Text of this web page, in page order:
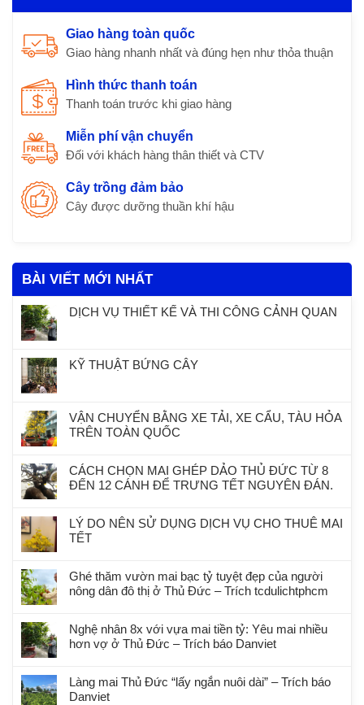
Giao hàng toàn quốc
Giao hàng nhanh nhất và đúng hẹn như thỏa thuận
Hình thức thanh toán
Thanh toán trước khi giao hàng
Miễn phí vận chuyển
Đối với khách hàng thân thiết và CTV
Cây trồng đảm bảo
Cây được dưỡng thuần khí hậu
BÀI VIẾT MỚI NHẤT
DỊCH VỤ THIẾT KẾ VÀ THI CÔNG CẢNH QUAN
KỸ THUẬT BỨNG CÂY
VẬN CHUYỂN BẰNG XE TẢI, XE CẨU, TÀU HỎA
TRÊN TOÀN QUỐC
CÁCH CHỌN MAI GHÉP DẢO THỦ ĐỨC TỪ 8
ĐẾN 12 CÁNH ĐỂ TRƯNG TẾT NGUYÊN ĐÁN.
LÝ DO NÊN SỬ DỤNG DỊCH VỤ CHO THUÊ MAI
TẾT
Ghé thăm vườn mai bạc tỷ tuyệt đẹp của người
nông dân đô thị ở Thủ Đức – Trích tcdulichtphcm
Nghệ nhân 8x với vựa mai tiền tỷ: Yêu mai nhiều
hơn vợ ở Thủ Đức – Trích báo Danviet
Làng mai Thủ Đức “lấy ngắn nuôi dài” – Trích báo
Danviet